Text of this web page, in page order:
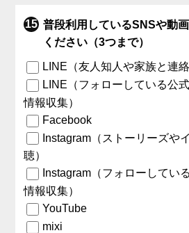
普段利用しているSNSや動
ください（3つまで）
LINE（友人知人や家族と連絡
LINE（フォローしている公
情報収集）
Facebook
Instagram（ストーリーズや
聴）
Instagram（フォローしてい
情報収集）
YouTube
mixi